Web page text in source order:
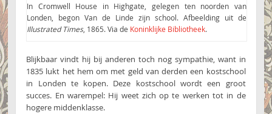
In Cromwell House in Highgate, gelegen ten noorden van
Londen, begon Van de Linde zijn school. Afbeelding uit de
Illustrated Times, 1865. Via de Koninklijke Bibliotheek.
Blijkbaar vindt hij bij anderen toch nog sympathie, want in
1835 lukt het hem om met geld van derden een kostschool
in Londen te kopen. Deze kostschool wordt een groot
succes. En warempel: Hij weet zich op te werken tot in de
hogere middenklasse.